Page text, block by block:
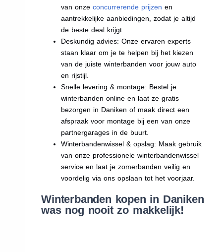
van onzeconcurrerende prijzen en
aantrekkelijke aanbiedingen, zodat je altijd
de beste deal krijgt.
Deskundig advies: Onze ervaren experts
staan klaar om je te helpen bij het kiezen
van de juiste winterbanden voor jouw auto
en rijstijl.
Snelle levering & montage: Bestel je
winterbanden online en laat ze gratis
bezorgen in Daniken of maak direct een
afspraak voor montage bij een van onze
partnergarages in de buurt.
Winterbandenwissel & opslag: Maak gebruik
van onze professionele winterbandenwissel
service en laat je zomerbanden veilig en
voordelig via ons opslaan tot het voorjaar.
Winterbanden kopen in Daniken
was nog nooit zo makkelijk!